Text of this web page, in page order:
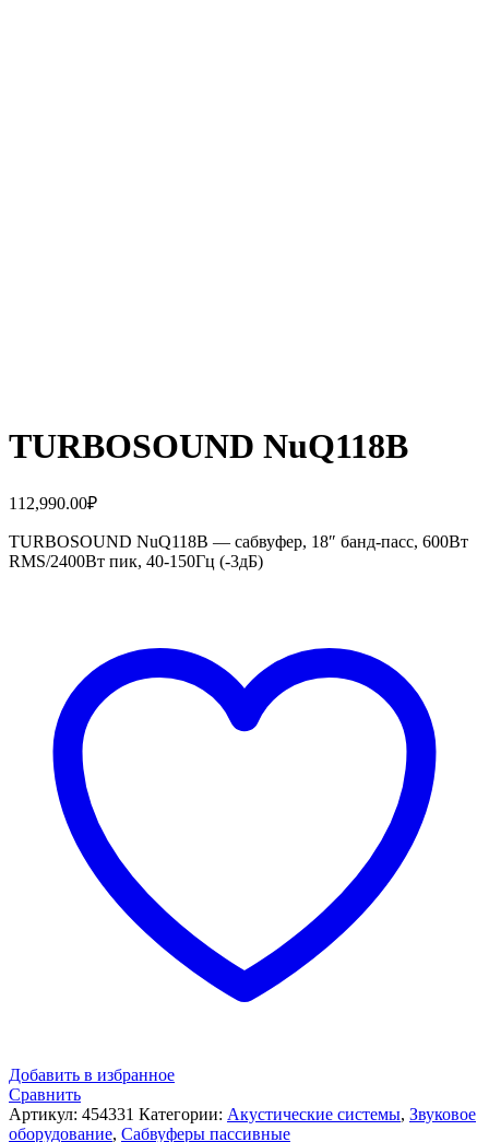
TURBOSOUND NuQ118B
112,990.00₽
TURBOSOUND NuQ118B — сабвуфер, 18″ банд-пасс, 600Вт
RMS/2400Вт пик, 40-150Гц (-3дБ)
Добавить в избранное
Сравнить
Артикул: 454331 Категории: Акустические системы, Звуковое
оборудование, Сабвуферы пассивные